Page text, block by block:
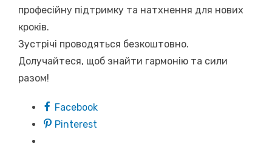
професійну підтримку та натхнення для нових
кроків.
Зустрічі проводяться безкоштовно.
Долучайтеся, щоб знайти гармонію та сили
разом!
Facebook
Pinterest